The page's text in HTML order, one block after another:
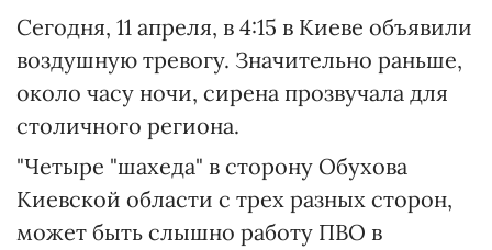
Сегодня, 11 апреля, в 4:15 в Киеве объявили
воздушную тревогу. Значительно раньше,
около часу ночи, сирена прозвучала для
столичного региона.
"Четыре "шахеда" в сторону Обухова
Киевской области с трех разных сторон,
может быть слышно работу ПВО в